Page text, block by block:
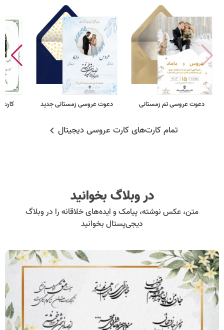
دعوت عروسی تم زمستانی دعوت عروسی زمستانی جدید کارت
تمام کارت‌های کارت عروسی دیجیتال
در وبلاگ بخوانید
متن، عکس نوشته، پیامک و ایده‌های خلاقانه را در وبلاگ
دیجی‌پستال بخوانید